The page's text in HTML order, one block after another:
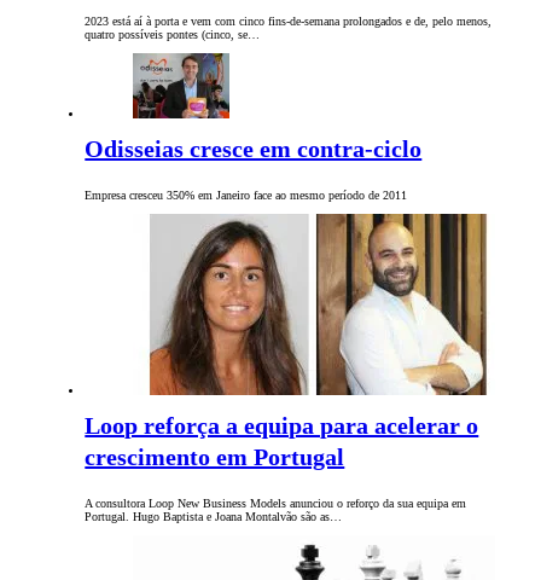
2023 está aí à porta e vem com cinco fins-de-semana prolongados e de, pelo menos,
quatro possíveis pontes (cinco, se…
Odisseias cresce em contra-ciclo
Empresa cresceu 350% em Janeiro face ao mesmo período de 2011
Loop reforça a equipa para acelerar o
crescimento em Portugal
A consultora Loop New Business Models anunciou o reforço da sua equipa em
Portugal. Hugo Baptista e Joana Montalvão são as…